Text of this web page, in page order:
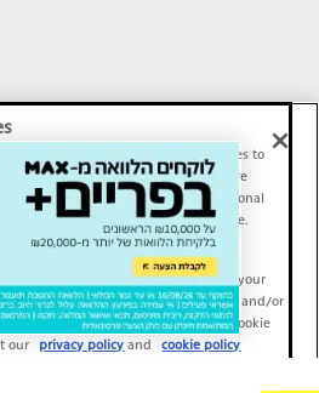
Sport1 content online, we use cookies to
to analyze our traffic. These tools are
website functionality. Others are optional
activity and your online experience.
cookies?
about your use of our site and your
services and to personalize content and/or
more about our privacy policy and cookie
our
privacy policy and cookie policy